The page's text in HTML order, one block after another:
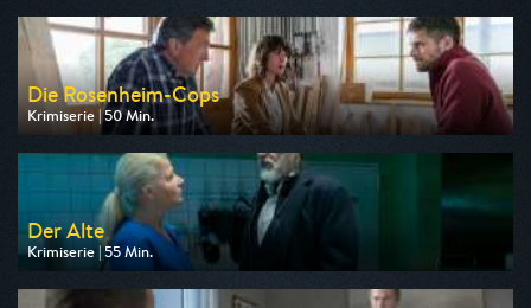
Die Rosenheim-Cops
Krimiserie | 50 Min.
Ausgestrahlt von ZDF
am 08.08.2026, 16:10
Der Alte
Krimiserie | 55 Min.
Ausgestrahlt von ZDF
am 09.08.2026, 18:00